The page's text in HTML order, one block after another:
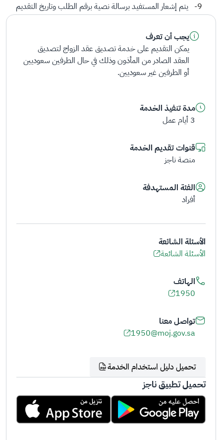
يتم إشعار المستفيد برسالة نصية برقم الطلب وتاريخ التقديم
يجب أن تعرف
يمكن التقديم على خدمة تصديق عقد الزواج لتصديق
العقد الصادر من المأذون وذلك في حال الطرفين سعوديين
أو الطرفين غير سعوديين.
مدة تنفيذ الخدمة
3 أيام عمل
قنوات تقديم الخدمة
منصة ناجز
الفئة المستهدفة
أفراد
الأسئلة الشائعة
الأسئلة الشائعة
الهاتف
1950
تواصل معنا
1950@moj.gov.sa
تحميل دليل استخدام الخدمة
تحميل تطبيق ناجز